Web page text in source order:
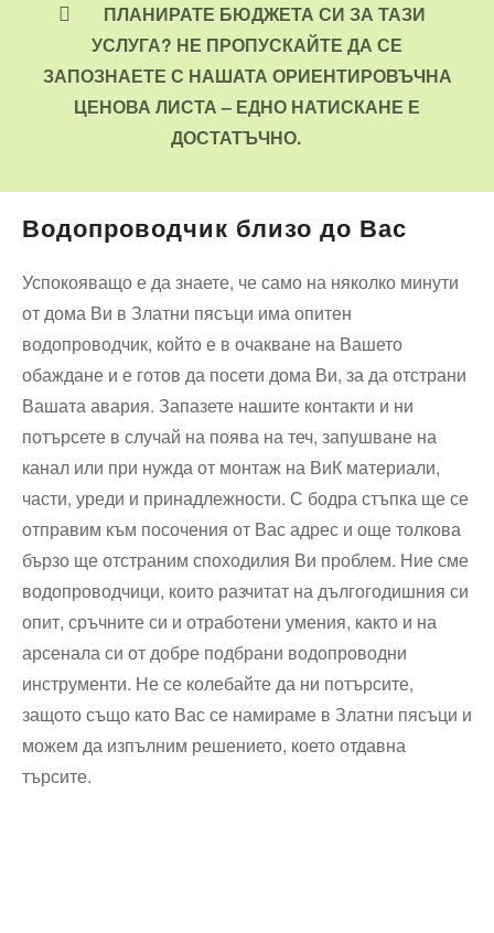
ПЛАНИРАТЕ БЮДЖЕТА СИ ЗА ТАЗИ
УСЛУГА? НЕ ПРОПУСКАЙТЕ ДА СЕ
ЗАПОЗНАЕТЕ С НАШАТА ОРИЕНТИРОВЪЧНА
ЦЕНОВА ЛИСТА – ЕДНО НАТИСКАНЕ Е
ДОСТАТЪЧНО.
Водопроводчик близо до Вас
Успокояващо е да знаете, че само на няколко минути
от дома Ви в Златни пясъци има опитен
водопроводчик, който е в очакване на Вашето
обаждане и е готов да посети дома Ви, за да отстрани
Вашата авария. Запазете нашите контакти и ни
потърсете в случай на поява на теч, запушване на
канал или при нужда от монтаж на ВиК материали,
части, уреди и принадлежности. С бодра стъпка ще се
отправим към посочения от Вас адрес и още толкова
бързо ще отстраним споходилия Ви проблем. Ние сме
водопроводчици, които разчитат на дългогодишния си
опит, сръчните си и отработени умения, както и на
арсенала си от добре подбрани водопроводни
инструменти. Не се колебайте да ни потърсите,
защото също като Вас се намираме в Златни пясъци и
можем да изпълним решението, което отдавна
търсите.